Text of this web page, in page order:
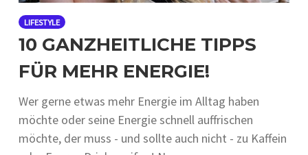
LIFESTYLE
10 GANZHEITLICHE TIPPS
FÜR MEHR ENERGIE!
Wer gerne etwas mehr Energie im Alltag haben
möchte oder seine Energie schnell auffrischen
möchte, der muss - und sollte auch nicht - zu Kaffein